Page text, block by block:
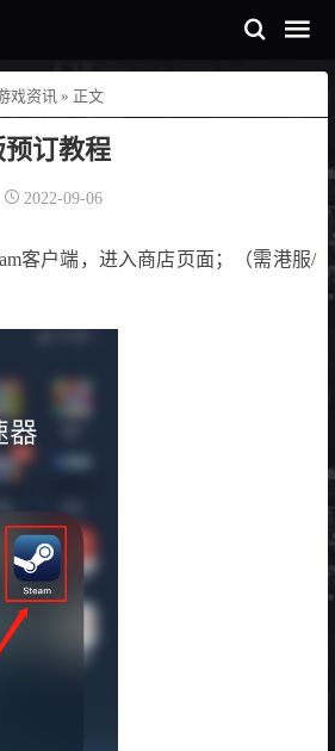
戏资讯 » 正文
预订教程
2022-09-06
客户端，进入商店页面；（需港服/